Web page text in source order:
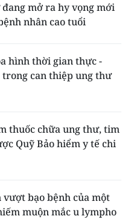
mở ra hy vọng mới
nhân cao tuổi
hình thời gian thực -
trong can thiệp ung thư
thuốc chữa ung thư, tim
Quỹ Bảo hiểm y tế chi
bạo bệnh của một
muộn mắc u lympho